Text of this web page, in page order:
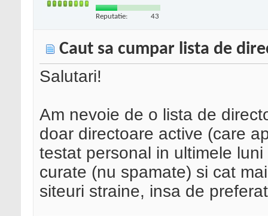
Reputatie: 43
Caut sa cumpar lista de
Salutari!
Am nevoie de o lista de
doar directoare active (care
testat personal in ultimele
curate (nu spamate) si cat
siteuri straine, insa de